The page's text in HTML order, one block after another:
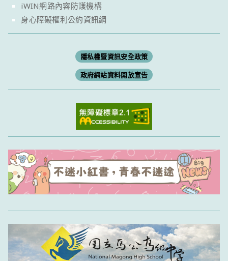
iWIN網路內容防護機構
身心障礙權利公約資訊網
隱私權暨資訊安全政策
政府網站資料開放宣告